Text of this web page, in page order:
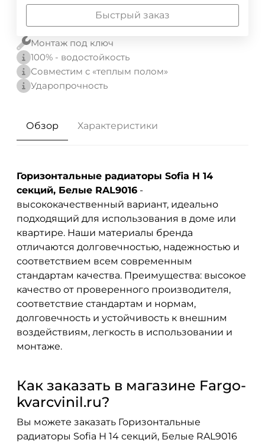
Быстрый заказ
Монтаж под ключ
100% - водостойкость
Совместим с «теплым полом»
Ударопрочность
Обзор Характеристики
Горизонтальные радиаторы Sofia H 14
секций, Белые RAL9016 -
высококачественный вариант, идеально
подходящий для использования в доме или
квартире. Наши материалы бренда
отличаются долговечностью, надежностью и
соответствием всем современным
стандартам качества. Преимущества: высокое
качество от проверенного производителя,
соответствие стандартам и нормам,
долговечность и устойчивость к внешним
воздействиям, легкость в использовании и
монтаже.
Как заказать в магазине Fargo-
kvarcvinil.ru?
Вы можете заказать Горизонтальные
радиаторы Sofia H 14 секций, Белые RAL9016